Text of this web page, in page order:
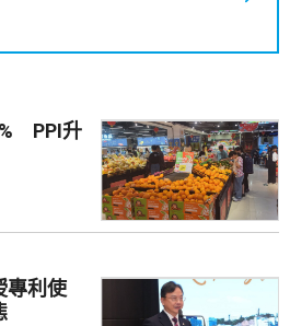
PPI升
專利使